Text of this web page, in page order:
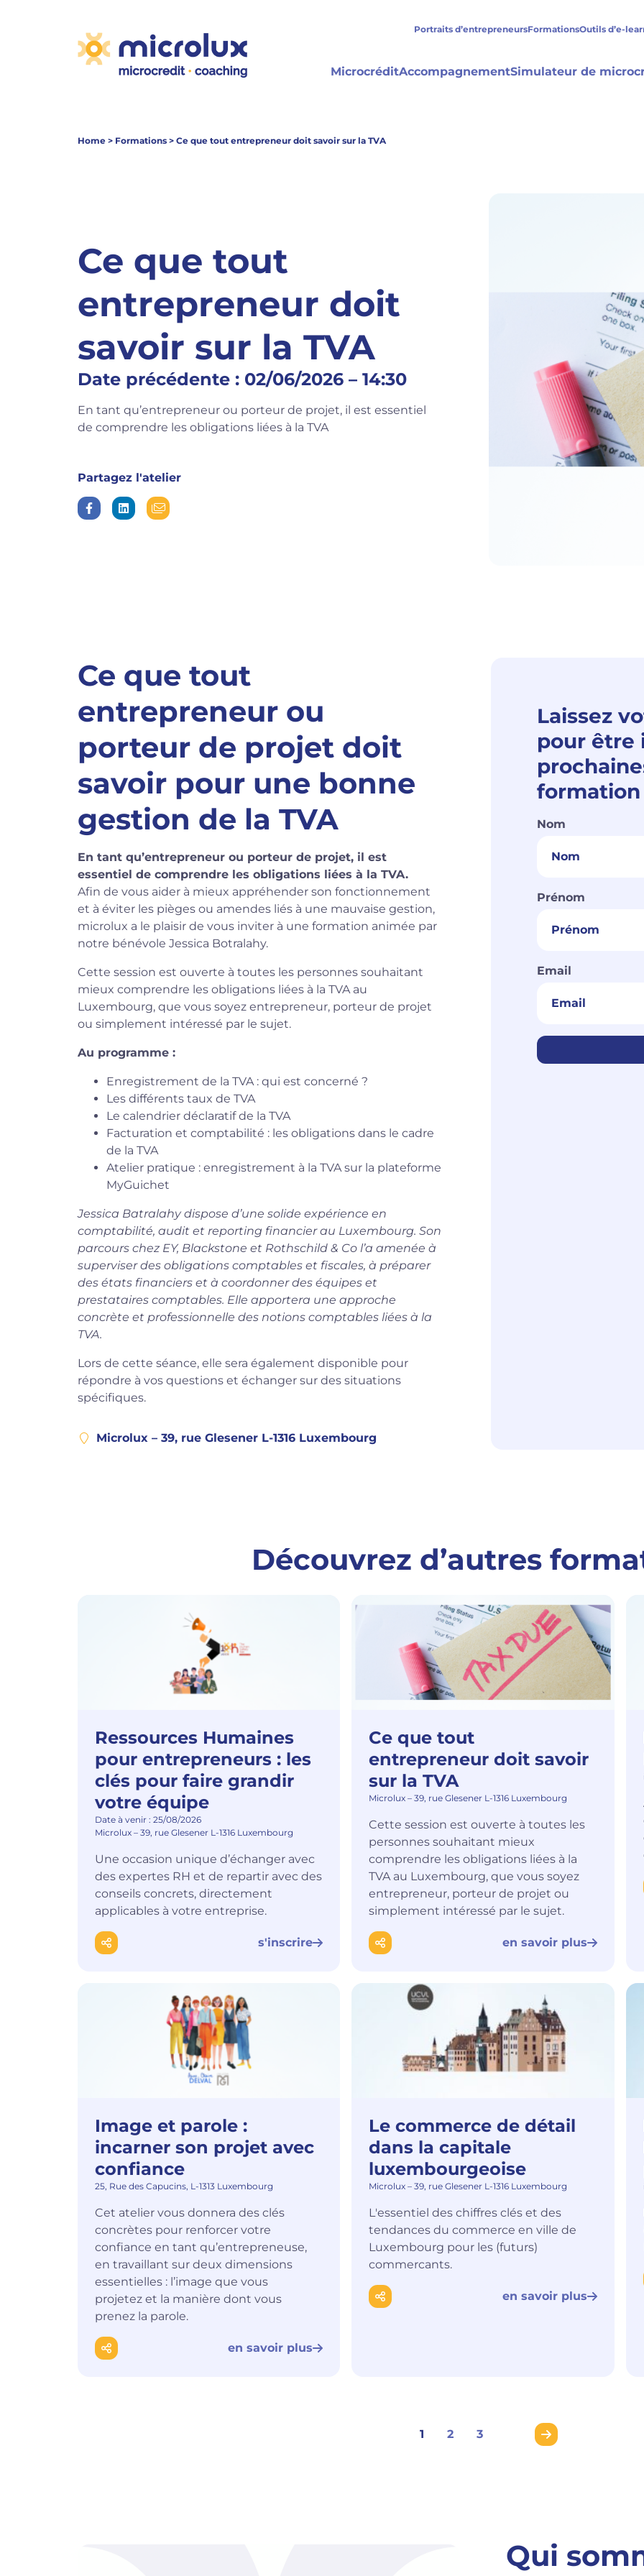
Portraits d’entrepreneursFormationsOutils d’e-
MicrocréditAccompagnementSimulateur de
Home > Formations > Ce que tout entrepreneur doit savoir sur la TVA
Ce que tout
entrepreneur doit
savoir sur la TVA
Date précédente : 02/06/2026 – 14:30
En tant qu’entrepreneur ou porteur de projet, il est essentiel
de comprendre les obligations liées à la TVA
Partagez l'atelier
Ce que tout
entrepreneur ou
porteur de projet doit
savoir pour une bonne
gestion de la TVA
En tant qu’entrepreneur ou porteur de projet, il est
essentiel de comprendre les obligations liées à la TVA.
Afin de vous aider à mieux appréhender son fonctionnement
et à éviter les pièges ou amendes liés à une mauvaise gestion,
microlux a le plaisir de vous inviter à une formation animée par
notre bénévole Jessica Botralahy.
Cette session est ouverte à toutes les personnes souhaitant
mieux comprendre les obligations liées à la TVA au
Luxembourg, que vous soyez entrepreneur, porteur de projet
ou simplement intéressé par le sujet.
Au programme :
Enregistrement de la TVA : qui est concerné ?
Les différents taux de TVA
Le calendrier déclaratif de la TVA
Facturation et comptabilité : les obligations dans le cadre
de la TVA
Atelier pratique : enregistrement à la TVA sur la plateforme
MyGuichet
Jessica Batralahy dispose d’une solide expérience en
comptabilité, audit et reporting financier au Luxembourg. Son
parcours chez EY, Blackstone et Rothschild & Co l’a amenée à
superviser des obligations comptables et fiscales, à préparer
des états financiers et à coordonner des équipes et
prestataires comptables. Elle apportera une approche
concrète et professionnelle des notions comptables liées à la
TVA.
Lors de cette séance, elle sera également disponible pour
répondre à vos questions et échanger sur des situations
spécifiques.
Microlux – 39, rue Glesener L-1316 Luxembourg
Laissez
pour être
formation
Nom
Prénom
Email
Découvrez d’autres
Ressources Humaines
pour entrepreneurs : les
clés pour faire grandir
votre équipe
Date à venir : 25/08/2026
Microlux – 39, rue Glesener L-1316 Luxembourg
Une occasion unique d’échanger avec
des expertes RH et de repartir avec des
conseils concrets, directement
applicables à votre entreprise.
s'inscrire
Ce que tout
entrepreneur doit savoir
sur la TVA
Microlux – 39, rue Glesener L-1316 Luxembourg
Cette session est ouverte à toutes les
personnes souhaitant mieux
comprendre les obligations liées à la
TVA au Luxembourg, que vous soyez
entrepreneur, porteur de projet ou
simplement intéressé par le sujet.
en savoir plus
Image et parole :
incarner son projet avec
confiance
25, Rue des Capucins, L-1313 Luxembourg
Cet atelier vous donnera des clés
concrètes pour renforcer votre
confiance en tant qu’entrepreneuse,
en travaillant sur deux dimensions
essentielles : l’image que vous
projetez et la manière dont vous
prenez la parole.
en savoir plus
Le commerce de détail
dans la capitale
luxembourgeoise
Microlux – 39, rue Glesener L-1316 Luxembourg
L'essentiel des chiffres clés et des
tendances du commerce en ville de
Luxembourg pour les (futurs)
commercants.
en savoir plus
1 2 3
Qui